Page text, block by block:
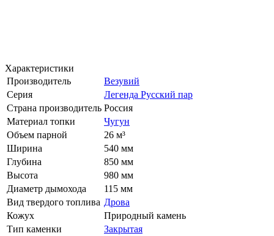
Характеристики
Производитель
Везувий
Серия
Легенда Русский пар
Страна производитель Россия
Материал топки
Чугун
Объем парной
26 м³
Ширина
540 мм
Глубина
850 мм
Высота
980 мм
Диаметр дымохода
115 мм
Вид твердого топлива Дрова
Кожух
Природный камень
Тип каменки
Закрытая